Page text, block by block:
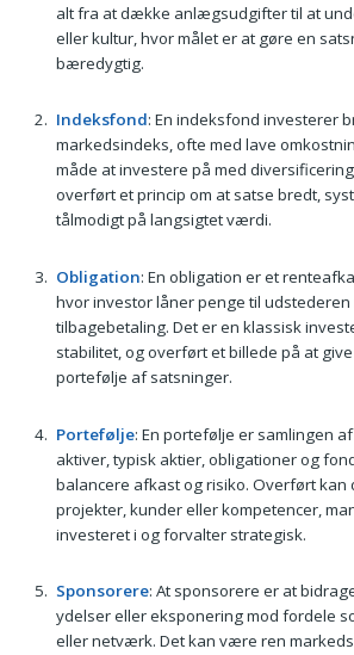
alt fra at dække anlægsudgifter til at
eller kultur, hvor målet er at gøre en
bæredygtig.
Indeksfond: En indeksfond investerer
markedsindeks, ofte med lave
måde at investere på med
overført et princip om at satse bredt,
tålmodigt på langsigtet værdi.
Obligation: En obligation er et
hvor investor låner penge til udstederen
tilbagebetaling. Det er en klassisk
stabilitet, og overført et billede på at
portefølje af satsninger.
Portefølje: En portefølje er samlingen
aktiver, typisk aktier, obligationer og
balancere afkast og risiko. Overført
projekter, kunder eller kompetencer,
investeret i og forvalter strategisk.
Sponsorere: At sponsorere er at
ydelser eller eksponering mod fordele
eller netværk. Det kan være ren